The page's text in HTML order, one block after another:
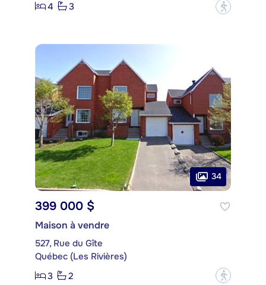
4
3 ?
34
399 000 $
Maison à vendre
527, Rue du Gîte
Québec (Les Rivières)
3
2 ?